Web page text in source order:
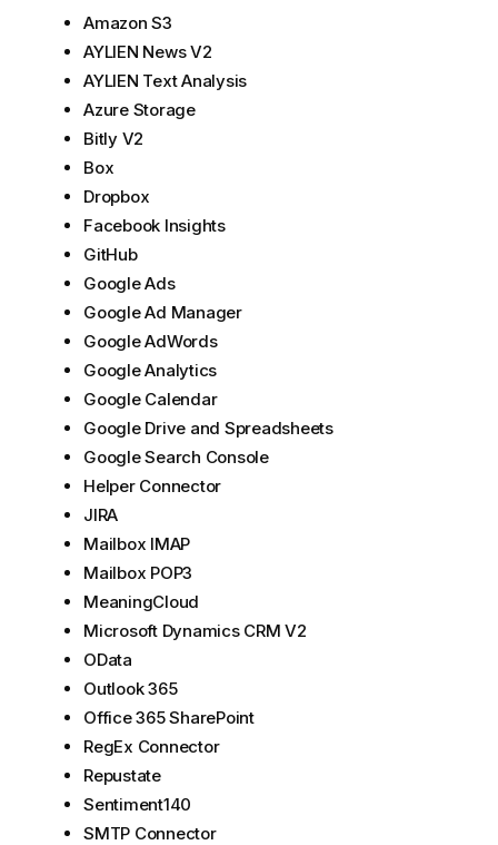
Amazon S3
AYLIEN News V2
AYLIEN Text Analysis
Azure Storage
Bitly V2
Box
Dropbox
Facebook Insights
GitHub
Google Ads
Google Ad Manager
Google AdWords
Google Analytics
Google Calendar
Google Drive and Spreadsheets
Google Search Console
Helper Connector
JIRA
Mailbox IMAP
Mailbox POP3
MeaningCloud
Microsoft Dynamics CRM V2
OData
Outlook 365
Office 365 SharePoint
RegEx Connector
Repustate
Sentiment140
SMTP Connector